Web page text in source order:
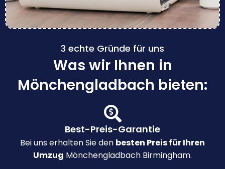
3 echte Gründe für uns
Was wir Ihnen in
Mönchengladbach bieten:
Best-Preis-Garantie
Bei uns erhalten Sie den besten Preis für Ihren
Umzug Mönchengladbach Birmingham.